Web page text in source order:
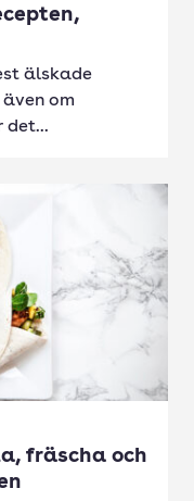
älskade
om
det...
fräscha och